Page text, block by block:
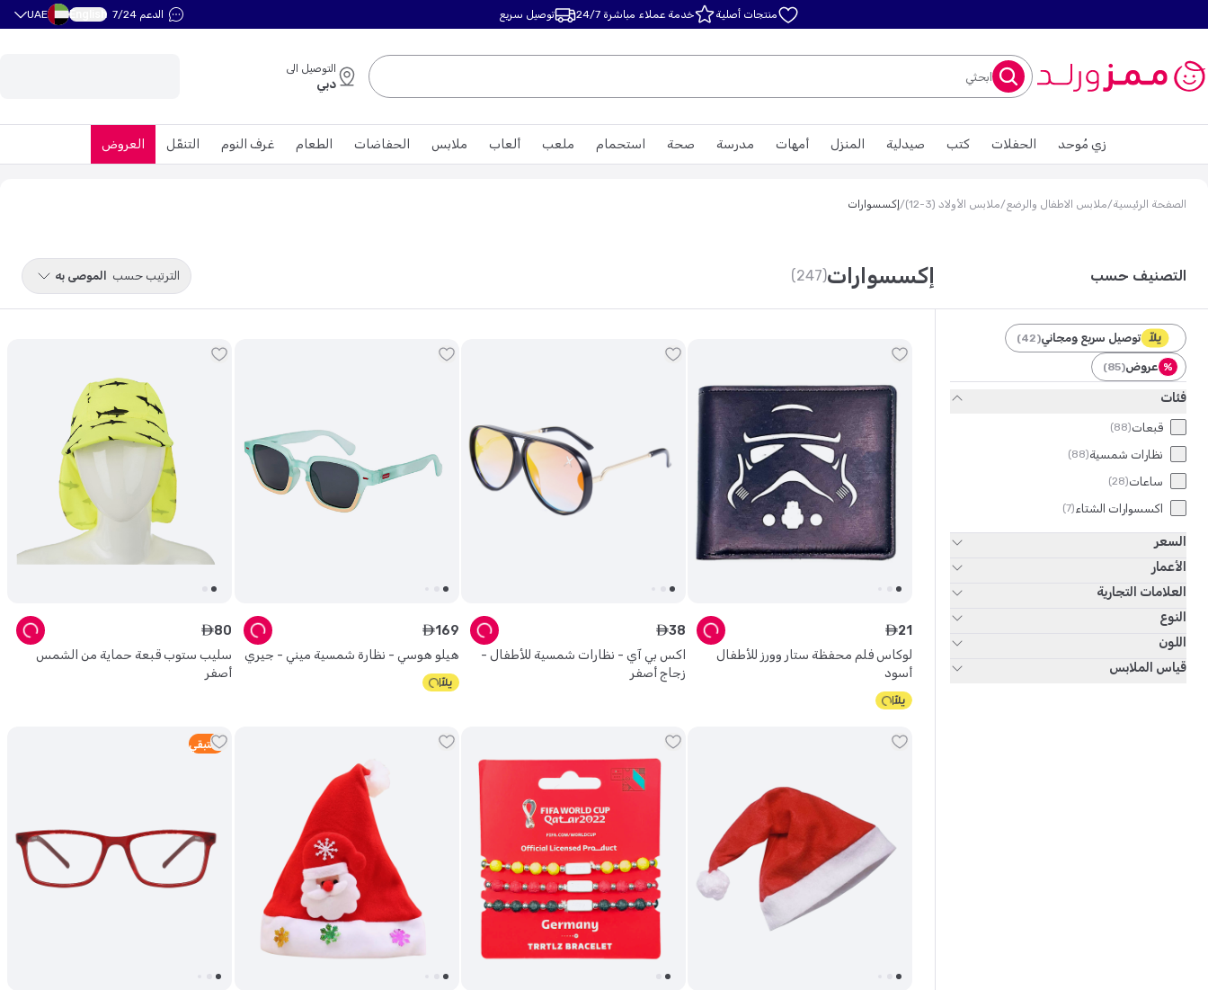
منتجات أصلية خدمة عملاء مباشرة 24/7 توصيل سريع الدعم 7/24 English
UAE
ابحثي
التوصيل الى
دبي
العروض التنقّل غرف النوم الطعام الحفاضات ملابس ألعاب ملعب استحمام صحة مدرسة أمهات المنزل صيدلية كتب الحفلات زي مُوحد
الصفحة الرئيسية/ملابس الاطفال والرضع/ملابس الأولاد (3-12) / إكسسوارات
التصنيف حسب إكسسوارات(247) الترتيب حسب الموصى به
توصيل سريع ومجاني(
42
)
% عروض(
85
)
فئات
قبعات(
88
)
نظارات شمسية(
88
)
ساعات(
28
)
اكسسوارات الشتاء (
7
)
السعر
الأعمار
العلامات التجارية
النوع
اللون
قياس الملابس
لوكاس فلم محفظة ستار وورز للأطفال
أسود
ê21
اكس بي آي - نظارات شمسية للأطفال -
زجاج أصفر
ê38
هيلو هوسي - نظارة شمسية ميني - جيري
ê169
سليب ستوب قبعة حماية من الشمس
أصفر
ê80
1 متبقي